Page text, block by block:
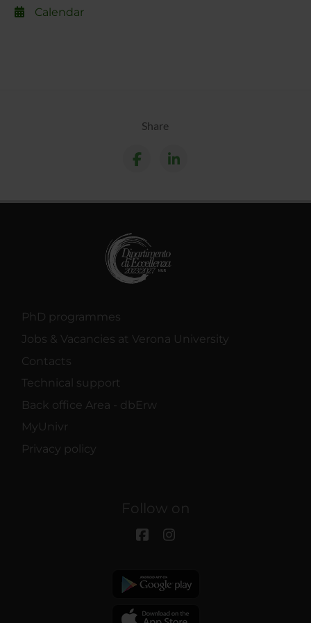
Calendar
Share
PhD programmes
Jobs & Vacancies at Verona University
Contacts
Technical support
Back office Area - dbErw
MyUnivr
Privacy policy
Follow on